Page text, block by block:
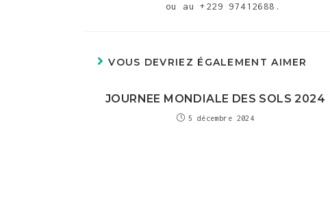
ou au +229 97412688.
VOUS DEVRIEZ ÉGALEMENT AIMER
JOURNEE MONDIALE DES SOLS 2024
5 décembre 2024